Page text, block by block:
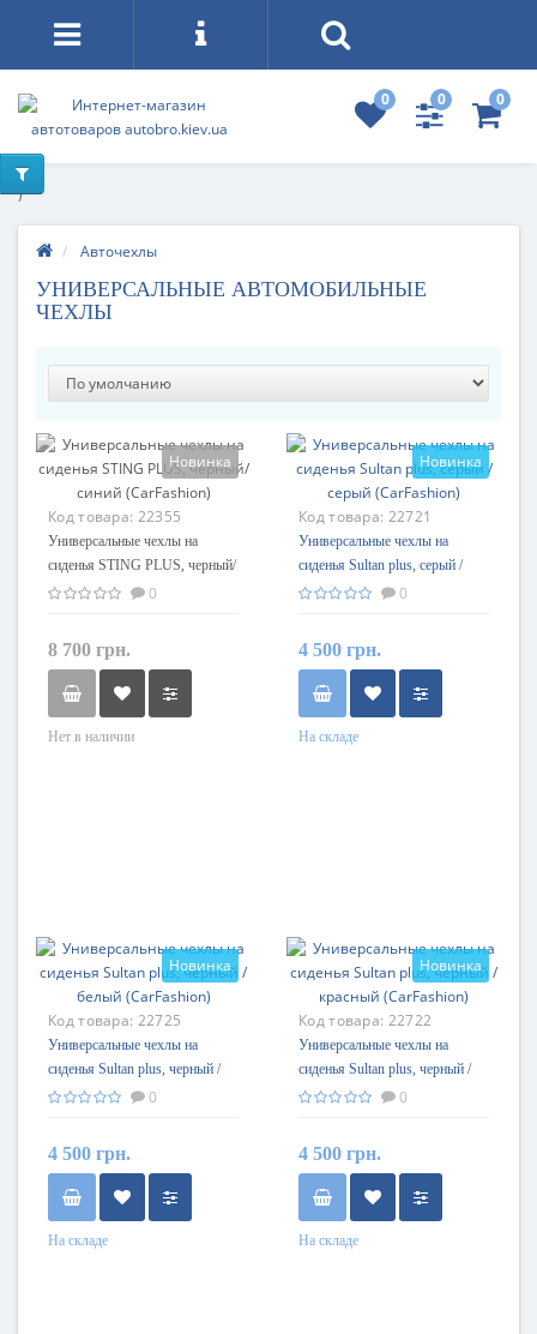
0 0 0
)
Авточехлы
УНИВЕРСАЛЬНЫЕ АВТОМОБИЛЬНЫЕ
ЧЕХЛЫ
Новинка
Код товара: 22355
Универсальные чехлы на
сиденья STING PLUS, черный/
синий (CarFashion)
0
8 700 грн.
Нет в наличии
Новинка
Код товара: 22721
Универсальные чехлы на
сиденья Sultan plus, серый /
серый (CarFashion)
0
4 500 грн.
На складе
Новинка
Код товара: 22725
Универсальные чехлы на
сиденья Sultan plus, черный /
белый (CarFashion)
0
4 500 грн.
На складе
Новинка
Код товара: 22722
Универсальные чехлы на
сиденья Sultan plus, черный /
красный (CarFashion)
0
4 500 грн.
На складе